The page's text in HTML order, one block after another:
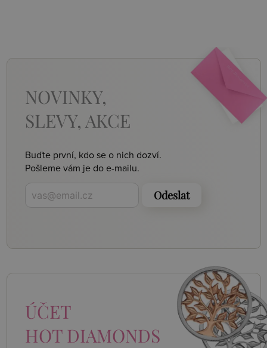
NOVINKY,
SLEVY, AKCE
Buďte první, kdo se o nich dozví.
Pošleme vám je do e-mailu.
Odeslat
ÚČET
HOT DIAMONDS